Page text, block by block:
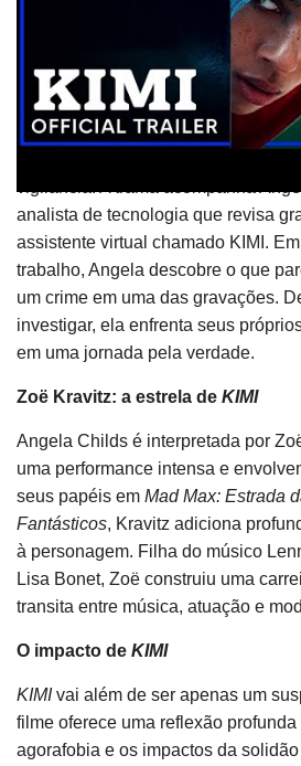
estilos cria uma experiência
complementa perfeitamente a
KIMI: uma sinopse do suspense
Lançado em 2022,KIMIé um thriller
analista de tecnologia que revisa
assistente virtual chamado KIMI.
trabalho, Angela descobre o que
um crime em uma das gravações.
investigar, ela enfrenta seus
em uma jornada pela verdade.
Zoë Kravitz: a estrela de KIMI
Angela Childs é interpretada por
uma performance intensa e
seus papéis em Mad Max: Estrada
Fantásticos, Kravitz adiciona
à personagem. Filha do músico
Lisa Bonet, Zoë construiu uma
transita entre música, atuação e
O impacto de KIMI
KIMIvai além de ser apenas um
filme oferece uma reflexão
agorafobia e os impactos da